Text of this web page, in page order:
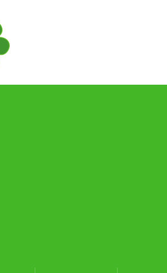
радужная рыбка